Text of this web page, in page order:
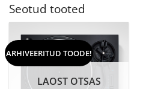
Seotud tooted
ARHIVEERITUD TOODE!
LAOST OTSAS